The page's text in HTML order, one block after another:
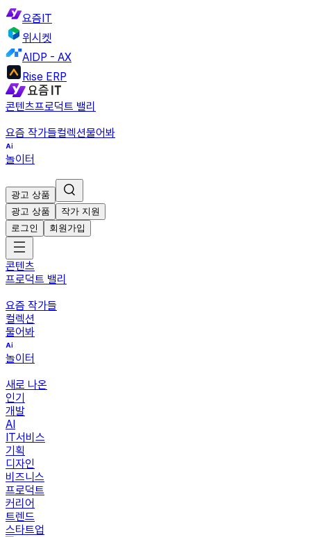
요즘IT
위시켓
AIDP - AX
Rise ERP
콘텐츠프로덕트 밸리
요즘 작가들컬렉션물어봐
놀이터
광고 상품
광고 상품
작가 지원
로그인
회원가입
콘텐츠
프로덕트 밸리
요즘 작가들
컬렉션
물어봐
놀이터
새로 나온
인기
개발
AI
IT서비스
기획
디자인
비즈니스
프로덕트
커리어
트렌드
스타트업